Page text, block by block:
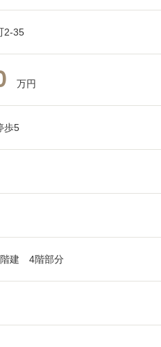
2-35
万円
歩5
階建 4階部分